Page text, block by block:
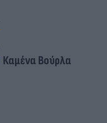
Καμένα Βούρλα